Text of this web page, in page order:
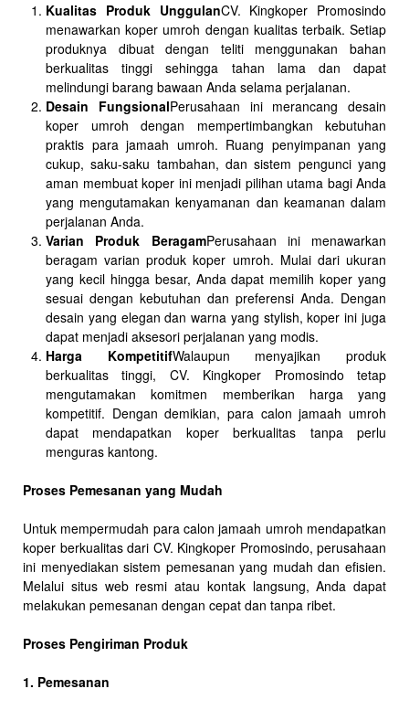
Kualitas Produk UnggulanCV. Kingkoper Promosindo
menawarkan koper umroh dengan kualitas terbaik. Setiap
produknya dibuat dengan teliti menggunakan bahan
berkualitas tinggi sehingga tahan lama dan dapat
melindungi barang bawaan Anda selama perjalanan.
Desain FungsionalPerusahaan ini merancang desain
koper umroh dengan mempertimbangkan kebutuhan
praktis para jamaah umroh. Ruang penyimpanan yang
cukup, saku-saku tambahan, dan sistem pengunci yang
aman membuat koper ini menjadi pilihan utama bagi Anda
yang mengutamakan kenyamanan dan keamanan dalam
perjalanan Anda.
Varian Produk BeragamPerusahaan ini menawarkan
beragam varian produk koper umroh. Mulai dari ukuran
yang kecil hingga besar, Anda dapat memilih koper yang
sesuai dengan kebutuhan dan preferensi Anda. Dengan
desain yang elegan dan warna yang stylish, koper ini juga
dapat menjadi aksesori perjalanan yang modis.
Harga KompetitifWalaupun menyajikan produk
berkualitas tinggi, CV. Kingkoper Promosindo tetap
mengutamakan komitmen memberikan harga yang
kompetitif. Dengan demikian, para calon jamaah umroh
dapat mendapatkan koper berkualitas tanpa perlu
menguras kantong.
Proses Pemesanan yang Mudah
Untuk mempermudah para calon jamaah umroh mendapatkan
koper berkualitas dari CV. Kingkoper Promosindo, perusahaan
ini menyediakan sistem pemesanan yang mudah dan efisien.
Melalui situs web resmi atau kontak langsung, Anda dapat
melakukan pemesanan dengan cepat dan tanpa ribet.
Proses Pengiriman Produk
1. Pemesanan